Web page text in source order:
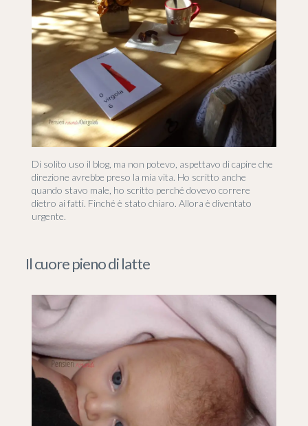
Di solito uso il blog, ma non potevo, aspettavo di capire che
direzione avrebbe preso la mia vita. Ho scritto anche
quando stavo male, ho scritto perché dovevo correre
dietro ai fatti. Finché è stato chiaro. Allora è diventato
urgente.
Il cuore pieno di latte